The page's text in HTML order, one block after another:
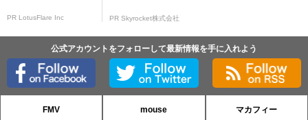
PR LotusFlare Inc PR Skyrocket株式会社
公式アカウントをフォローして最新情報を手に入れよう
FMV mouse マカフィー